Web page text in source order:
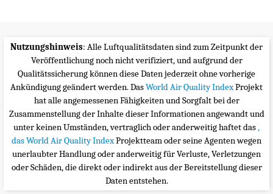
Nutzungshinweis: Alle Luftqualitätsdaten sind zum Zeitpunkt der
Veröffentlichung noch nicht verifiziert, und aufgrund der
Qualitätssicherung können diese Daten jederzeit ohne vorherige
Ankündigung geändert werden. DasWorld Air Quality IndexProjekt
hat alle angemessenen Fähigkeiten und Sorgfalt bei der
Zusammenstellung der Inhalte dieser Informationen angewandt und
unter keinen Umständen, vertraglich oder anderweitig haftet das,
das World Air Quality IndexProjektteam oder seine Agenten wegen
unerlaubter Handlung oder anderweitig für Verluste, Verletzungen
oder Schäden, die direkt oder indirekt aus der Bereitstellung dieser
Daten entstehen.